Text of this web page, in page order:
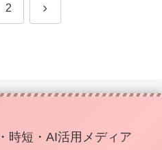
2 次
時短・AI活用メディア